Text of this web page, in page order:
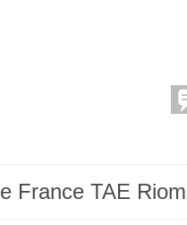
France TAE